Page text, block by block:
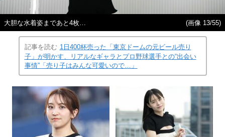
大胆な水着姿まであと4枚… (画像 13/55)
記事を読む 1日400杯売った「東京ドームの元ビール売り
子」が明かす、リアルなギャラとプロ野球選手との“出会い
事情”「売り子はみんな可愛いので…」